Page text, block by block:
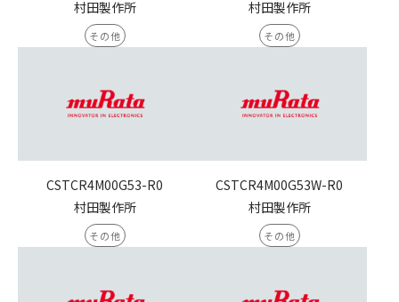
村田製作所
その他
村田製作所
その他
CSTCR4M00G53-R0
村田製作所
その他
CSTCR4M00G53W-R0
村田製作所
その他